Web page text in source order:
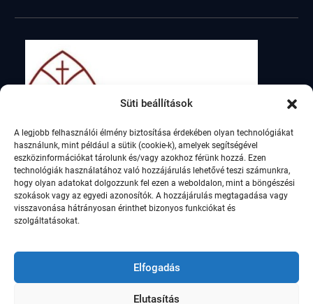
Süti beállítások
A legjobb felhasználói élmény biztosítása érdekében olyan technológiákat
használunk, mint például a sütik (cookie-k), amelyek segítségével
eszközinformációkat tárolunk és/vagy azokhoz férünk hozzá. Ezen
technológiák használatához való hozzájárulás lehetővé teszi számunkra,
hogy olyan adatokat dolgozzunk fel ezen a weboldalon, mint a böngészési
szokások vagy az egyedi azonosítók. A hozzájárulás megtagadása vagy
visszavonása hátrányosan érinthet bizonyos funkciókat és
szolgáltatásokat.
Elfogadás
Elutasítás